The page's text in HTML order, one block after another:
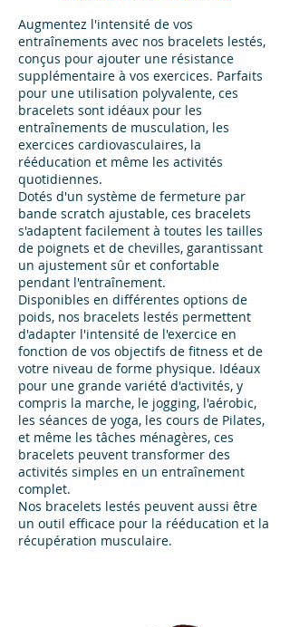
Augmentez l'intensité de vos
entraînements avec nos bracelets lestés,
conçus pour ajouter une résistance
supplémentaire à vos exercices. Parfaits
pour une utilisation polyvalente, ces
bracelets sont idéaux pour les
entraînements de musculation, les
exercices cardiovasculaires, la
rééducation et même les activités
quotidiennes.
Dotés d'un système de fermeture par
bande scratch ajustable, ces bracelets
s'adaptent facilement à toutes les tailles
de poignets et de chevilles, garantissant
un ajustement sûr et confortable
pendant l'entraînement.
Disponibles en différentes options de
poids, nos bracelets lestés permettent
d'adapter l'intensité de l'exercice en
fonction de vos objectifs de fitness et de
votre niveau de forme physique. Idéaux
pour une grande variété d'activités, y
compris la marche, le jogging, l'aérobic,
les séances de yoga, les cours de Pilates,
et même les tâches ménagères, ces
bracelets peuvent transformer des
activités simples en un entraînement
complet.
Nos bracelets lestés peuvent aussi être
un outil efficace pour la rééducation et la
récupération musculaire.